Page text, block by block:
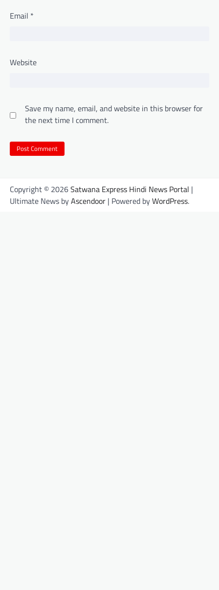
Email *
Website
Save my name, email, and website in this browser for
the next time I comment.
Copyright © 2026Satwana Express Hindi News Portal |
Ultimate News byAscendoor | Powered byWordPress.